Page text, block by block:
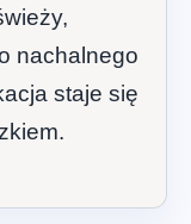
nachalnego
staje się